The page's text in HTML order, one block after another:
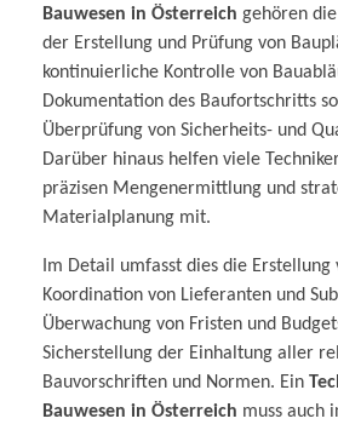
Bauwesen in Österreich gehören
der Erstellung und Prüfung von
kontinuierliche Kontrolle von
Dokumentation des Baufortschritts
Überprüfung von Sicherheits- und
Darüber hinaus helfen viele
präzisen Mengenermittlung und
Materialplanung mit.
Im Detail umfasst dies die Erstellung
Koordination von Lieferanten und
Überwachung von Fristen und
Sicherstellung der Einhaltung aller
Bauvorschriften und Normen. Ein
Bauwesen in Österreich muss auch